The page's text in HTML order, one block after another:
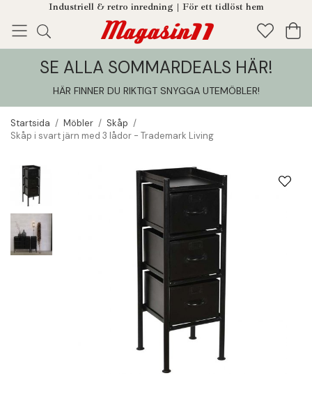
Industriell & retro inredning | För ett tidlöst hem
Enjoy! Tillagt i din varukorg
SE ALLA SOMMARDEALS HÄR!
HÄR FINNER DU RIKTIGT SNYGGA UTEMÖBLER!
Startsida / Möbler / Skåp /
Skåp i svart järn med 3 lådor - Trademark Living